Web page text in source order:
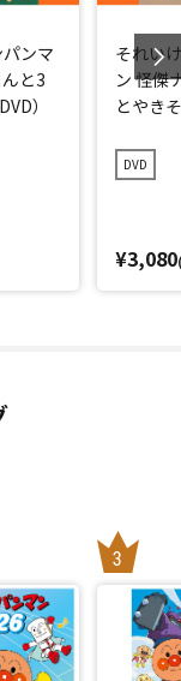
ンマ
と3
）
それい
ン 怪傑
とやき
DVD
¥3,080